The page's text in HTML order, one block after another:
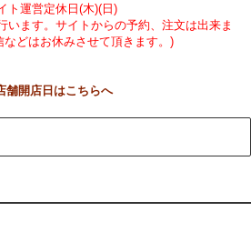
ト運営定休日(木)(日)
います。サイトからの予約、注文は出来ま
などはお休みさせて頂きます。)
舗開店日はこちらへ